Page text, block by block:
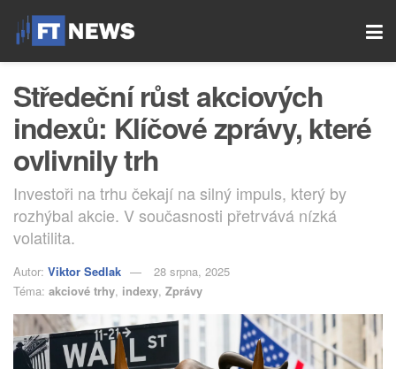
Středeční růst akciových
indexů: Klíčové zprávy, které
ovlivnily trh
Investoři na trhu čekají na silný impuls, který by
rozhýbal akcie. V současnosti přetrvává nízká
volatilita.
Autor: Viktor Sedlak
28 srpna, 2025
Téma: akciové trhy, indexy, Zprávy